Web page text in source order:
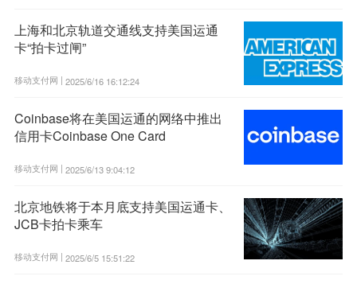
上海和北京轨道交通线支持美国运通
卡“拍卡过闸”
移动支付网 | 2025/6/16 16:12:24
Coinbase将在美国运通的网络中推出
信用卡Coinbase One Card
移动支付网 | 2025/6/13 9:04:12
北京地铁将于本月底支持美国运通卡、
JCB卡拍卡乘车
移动支付网 | 2025/6/5 15:51:22